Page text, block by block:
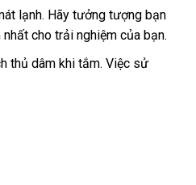
lạnh. Hãy tưởng tượng bạn
cho trải nghiệm của bạn.
thủ dâm khi tắm. Việc sử